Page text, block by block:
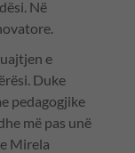
Në
e
Duke
pedagogjike
më pas unë
Mirela